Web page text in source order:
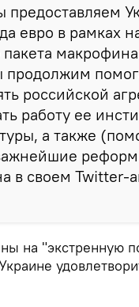
предоставляем
евро в рамках
российской
работу ее
а также
в своем Twitter-
на "экстренную